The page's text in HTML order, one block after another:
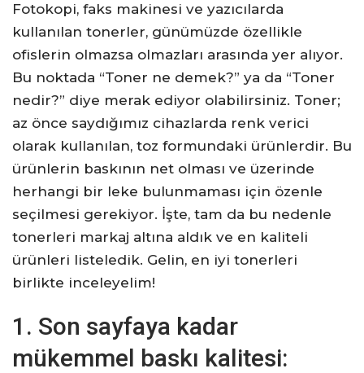
Fotokopi, faks makinesi ve yazıcılarda
kullanılan tonerler, günümüzde özellikle
ofislerin olmazsa olmazları arasında yer alıyor.
Bu noktada “Toner ne demek?” ya da “Toner
nedir?” diye merak ediyor olabilirsiniz. Toner;
az önce saydığımız cihazlarda renk verici
olarak kullanılan, toz formundaki ürünlerdir. Bu
ürünlerin baskının net olması ve üzerinde
herhangi bir leke bulunmaması için özenle
seçilmesi gerekiyor. İşte, tam da bu nedenle
tonerleri markaj altına aldık ve en kaliteli
ürünleri listeledik. Gelin, en iyi tonerleri
birlikte inceleyelim!
1. Son sayfaya kadar
mükemmel baskı kalitesi: